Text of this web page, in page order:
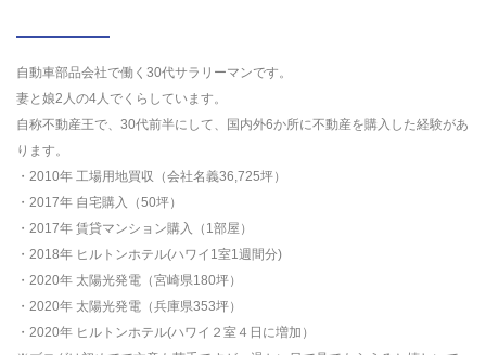
自動車部品会社で働く30代サラリーマンです。
妻と娘2人の4人でくらしています。
自称不動産王で、30代前半にして、国内外6か所に不動産を購入した経験があ
ります。
・2010年 工場用地買収（会社名義36,725坪）
・2017年 自宅購入（50坪）
・2017年 賃貸マンション購入（1部屋）
・2018年 ヒルトンホテル(ハワイ1室1週間分)
・2020年 太陽光発電（宮崎県180坪）
・2020年 太陽光発電（兵庫県353坪）
・2020年 ヒルトンホテル(ハワイ２室４日に増加）